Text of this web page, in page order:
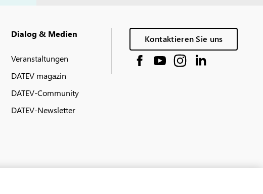
Dialog & Medien
Veranstaltungen
DATEV magazin
DATEV-Community
DATEV-Newsletter
Kontaktieren Sie uns